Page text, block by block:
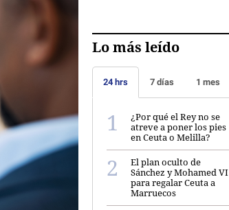
Lo más leído
24 hrs 7 días 1 mes
¿Por qué el Rey no se
atreve a poner los pies
en Ceuta o Melilla?
El plan oculto de
Sánchez y Mohamed VI
para regalar Ceuta a
Marruecos